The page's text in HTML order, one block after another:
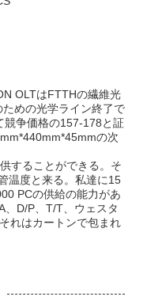
OLTはFTTHの繊維光
めの光学ライン終了で
競争価格の157-178と証
の次
することができる。そ
温度と来る。私達に15
PCの供給の能力があ
、D/P、T/T、ウェスタ
れはカートンで包まれ